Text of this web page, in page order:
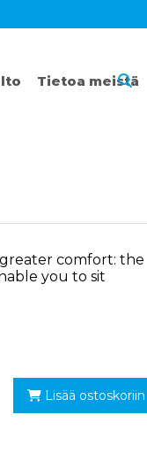
Tietoa meistä
comfort: the
you to sit
Lisää ostoskoriin